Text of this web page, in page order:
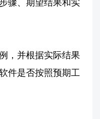
，并根据实际结果
件是否按照预期工